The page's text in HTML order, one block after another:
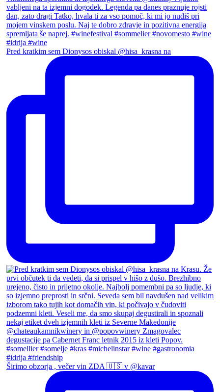
Pred kratkim sem Dionysos obiskal @hisa_krasna na
Širimo obzorja , večer vin ZDA 🇺🇸 v @kavar